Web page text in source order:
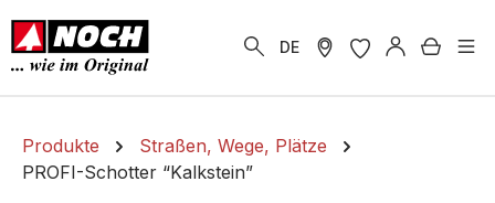
springen
DE
Produkte
Straßen, Wege, Plätze
PROFI-Schotter “Kalkstein”